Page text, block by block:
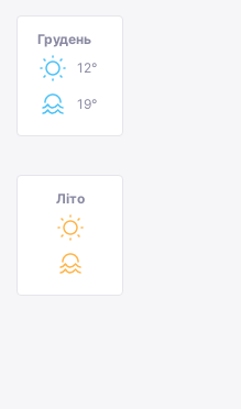
Грудень
12°
19°
Літо